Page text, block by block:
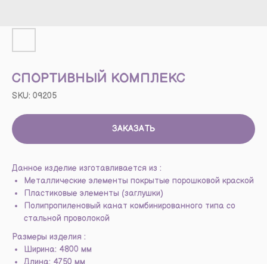
СПОРТИВНЫЙ КОМПЛЕКС
SKU: 09205
ЗАКАЗАТЬ
Данное изделие изготавливается из :
Металлические элементы покрытые порошковой краской
Пластиковые элементы (заглушки)
Полипропиленовый канат комбинированного типа со
стальной проволокой
Размеры изделия :
Ширина: 4800 мм
Длина: 4750 мм